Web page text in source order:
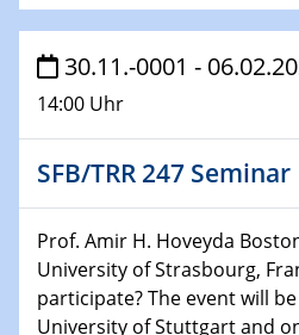
Bewerbungsvorrtag
Technische Chemie –
30.01.2024
WIN & CENIDE Seminar
MATURE
31.01.2024
ICAN Nutzertreffen
30.11.-0001 -
14:00 Uhr
SFB/TRR 247 Seminar
Prof. Amir H. Hoveyda
University of Strasbourg, France
participate? The event will
University of Stuttgart and